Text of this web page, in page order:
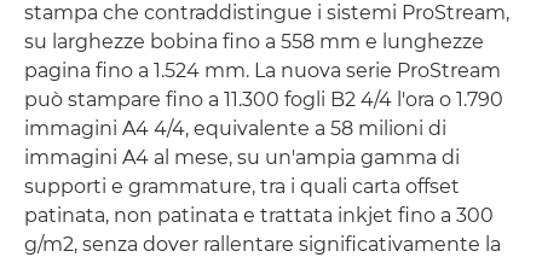
stampa che contraddistingue i sistemi ProStream,
su larghezze bobina fino a 558 mm e lunghezze
pagina fino a 1.524 mm. La nuova serie ProStream
può stampare fino a 11.300 fogli B2 4/4 l'ora o 1.790
immagini A4 4/4, equivalente a 58 milioni di
immagini A4 al mese, su un'ampia gamma di
supporti e grammature, tra i quali carta offset
patinata, non patinata e trattata inkjet fino a 300
g/m2, senza dover rallentare significativamente la